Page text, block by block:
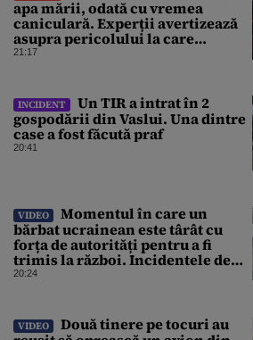
apa mării, odată cu vremea
caniculară. Experții avertizează
asupra pericolului la care
oamenii pot fi expuși
21:17
INCIDENT
Un TIR a intrat în 2
gospodării din Vaslui. Una dintre
case a fost făcută praf
20:41
VIDEO
Momentul în care un
bărbat ucrainean este târât cu
forța de autorități pentru a fi
trimis la război. Incidentele de
acest fel sunt tot mai dese
20:24
VIDEO
Două tinere pe tocuri au